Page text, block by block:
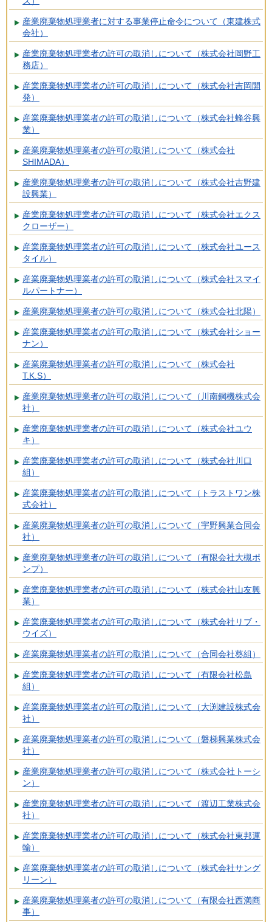
産業廃棄物処理業者に対する事業停止命令について（東建株式
会社）
産業廃棄物処理業者の許可の取消しについて（株式会社岡野工
務店）
産業廃棄物処理業者の許可の取消しについて（株式会社吉岡開
発）
産業廃棄物処理業者の許可の取消しについて（株式会社蜂谷興
業）
産業廃棄物処理業者の許可の取消しについて（株式会社
SHIMADA）
産業廃棄物処理業者の許可の取消しについて（株式会社吉野建
設興業）
産業廃棄物処理業者の許可の取消しについて（株式会社エクス
クローザー）
産業廃棄物処理業者の許可の取消しについて（株式会社ユース
タイル）
産業廃棄物処理業者の許可の取消しについて（株式会社スマイ
ルパートナー）
産業廃棄物処理業者の許可の取消しについて（株式会社北陽）
産業廃棄物処理業者の許可の取消しについて（株式会社ショー
ナン）
産業廃棄物処理業者の許可の取消しについて（株式会社
T.K.S）
産業廃棄物処理業者の許可の取消しについて（川南鋼機株式会
社）
産業廃棄物処理業者の許可の取消しについて（株式会社ユウ
キ）
産業廃棄物処理業者の許可の取消しについて（株式会社川口
組）
産業廃棄物処理業者の許可の取消しについて（トラストワン株
式会社）
産業廃棄物処理業者の許可の取消しについて（宇野興業合同会
社）
産業廃棄物処理業者の許可の取消しについて（有限会社大槻ポ
ンプ）
産業廃棄物処理業者の許可の取消しについて（株式会社山友興
業）
産業廃棄物処理業者の許可の取消しについて（株式会社リブ・
ウイズ）
産業廃棄物処理業者の許可の取消しについて（合同会社葵組）
産業廃棄物処理業者の許可の取消しについて（有限会社松島
組）
産業廃棄物処理業者の許可の取消しについて（大渕建設株式会
社）
産業廃棄物処理業者の許可の取消しについて（磐梯興業株式会
社）
産業廃棄物処理業者の許可の取消しについて（株式会社トーシ
ン）
産業廃棄物処理業者の許可の取消しについて（渡辺工業株式会
社）
産業廃棄物処理業者の許可の取消しについて（株式会社東邦運
輸）
産業廃棄物処理業者の許可の取消しについて（株式会社サング
リーン）
産業廃棄物処理業者の許可の取消しについて（有限会社西満商
事）